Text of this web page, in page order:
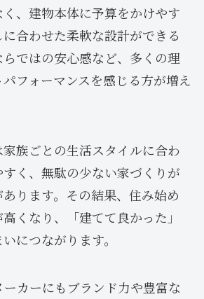
、建物本体に予算をかけやす
合わせた柔軟な設計ができる
ではの安心感など、多くの理
フォーマンスを感じる方が増え
族ごとの生活スタイルに合わ
く、無駄の少ない家づくりが
ります。その結果、住み始め
くなり、「建てて良かった」
につながります。
カーにもブランド力や豊富な